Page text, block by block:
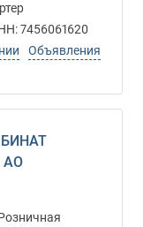
7456061620
Объявления
АО